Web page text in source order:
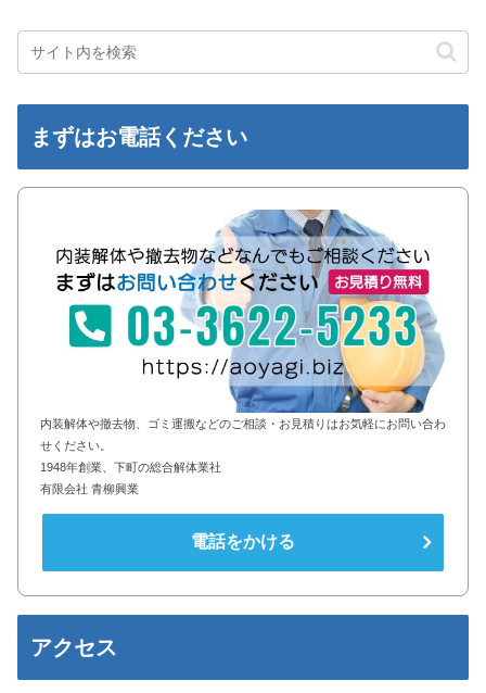
まずはお電話ください
内装解体や撤去物、ゴミ運搬などのご相談・お見積りはお気軽にお問い合わ
せください。
1948年創業、下町の総合解体業社
有限会社 青柳興業
電話をかける
アクセス